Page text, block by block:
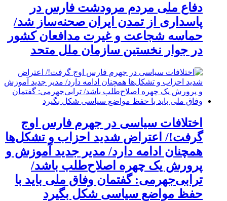
دفاع ملی مردم مرودشت فارس در
پاسداری از تمدن ایران صحنه‌ساز شد/
حماسه شجاعت و غیرت مدافعان کشور
در جوار نخستین سازمان ملل متحد
اختلافات سیاسی در جهرم فارس اوج
گرفت!/ اعتراض شدید احزاب و تشکل‌ها
همچنان ادامه دارد/ مدیر جدید آموزش و
پرورش یک چهره اصلاح‌طلب باشد/
ترابی‌جهرمی: گفتمان وفاق ملی باید با
حفظ مواضع سیاسی شکل بگیرد